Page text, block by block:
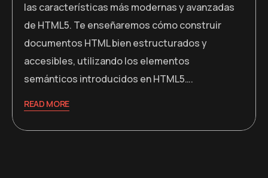
las características más modernas y avanzadas
de HTML5. Te enseñaremos cómo construir
documentos HTML bien estructurados y
accesibles, utilizando los elementos
semánticos introducidos en HTML5….
READ MORE